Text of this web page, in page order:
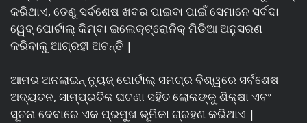
କରିଥାଏ, ତେଣୁ ସର୍ବଶେଷ ଖବର ପାଇବା ପାଇଁ ସେମାନେ ସର୍ବଦା
ୱେବ୍ ପୋର୍ଟାଲ୍ କିମ୍ବା ଇଲେକ୍ଟ୍ରୋନିକ୍ ମିଡିଆ ଅନୁସରଣ
କରିବାକୁ ଆଗ୍ରହୀ ଅଟନ୍ତି |
ଆମର ଅନଲାଇନ୍ ନ୍ୟୁଜ୍ ପୋର୍ଟାଲ୍ ସମଗ୍ର ବିଶ୍ୱରେ ସର୍ବଶେଷ
ଅଦ୍ୟତନ, ସାମ୍ପ୍ରତିକ ଘଟଣା ସହିତ ଲୋକଙ୍କୁ ଶିକ୍ଷା ଏବଂ
ସୂଚନା ଦେବାରେ ଏକ ପ୍ରମୁଖ ଭୂମିକା ଗ୍ରହଣ କରିଥାଏ |